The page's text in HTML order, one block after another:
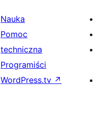
Nauka
Pomoc
techniczna
Programiści
WordPress.tv ↗